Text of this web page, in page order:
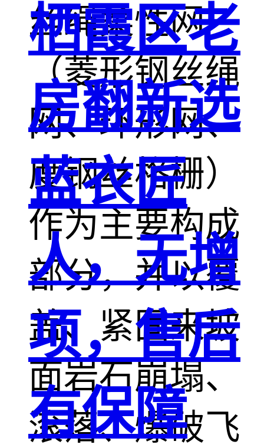
丝绳柔性网
（菱形钢丝绳
网、环形网、
度钢丝格栅）
作为主要构成
部分，并以覆
盖、紧固来坡
面岩石崩塌、
滚落、爆破飞
栖霞区老
房翻新选
蓝衣匠
人，无增
项，售后
有保障